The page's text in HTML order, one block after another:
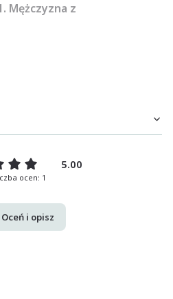
Mężczyzna z
5.00
ocen: 1
Oceń i opisz